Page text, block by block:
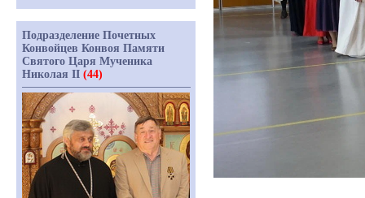
Подразделение Почетных
Конвойцев Конвоя Памяти
Святого Царя Мученика
Николая II (44)